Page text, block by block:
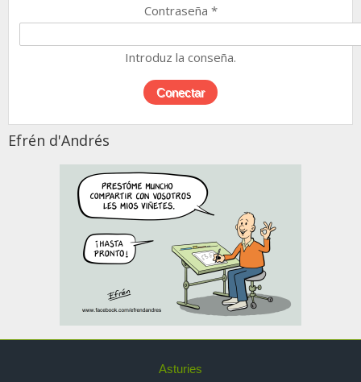
Contraseña *
Introduz la conseña.
Efrén d'Andrés
Asturies